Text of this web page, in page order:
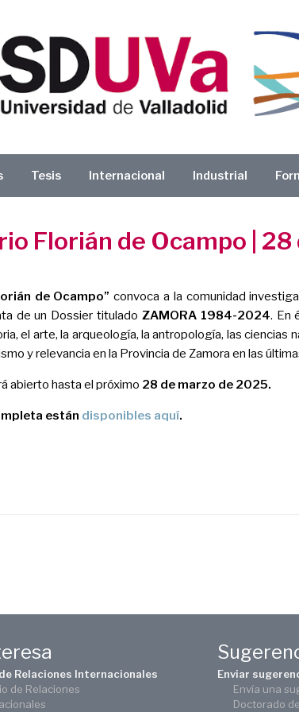
Tesis Internacional Industrial
Florián de Ocampo | 28
de Ocampo” convoca a la comunidad
de un Dossier titulado ZAMORA 1984-2024. En
el arte, la arqueología, la antropología, las ciencias
y relevancia en la Provincia de Zamora en las
abierto hasta el próximo 28 de marzo de 2025.
están disponibles aquí.
Relaciones Internacionales
de Relaciones
Enviar
Envía una
Doctorado